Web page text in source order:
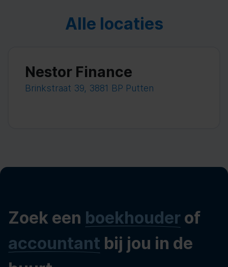
Alle locaties
Nestor Finance
Brinkstraat 39, 3881 BP Putten
Zoek een boekhouder of
accountant bij jou in de